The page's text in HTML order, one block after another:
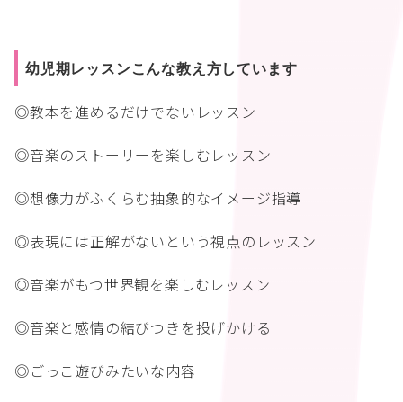
幼児期レッスンこんな教え方しています
◎教本を進めるだけでないレッスン
◎音楽のストーリーを楽しむレッスン
◎想像力がふくらむ抽象的なイメージ指導
◎表現には正解がないという視点のレッスン
◎音楽がもつ世界観を楽しむレッスン
◎音楽と感情の結びつきを投げかける
◎ごっこ遊びみたいな内容